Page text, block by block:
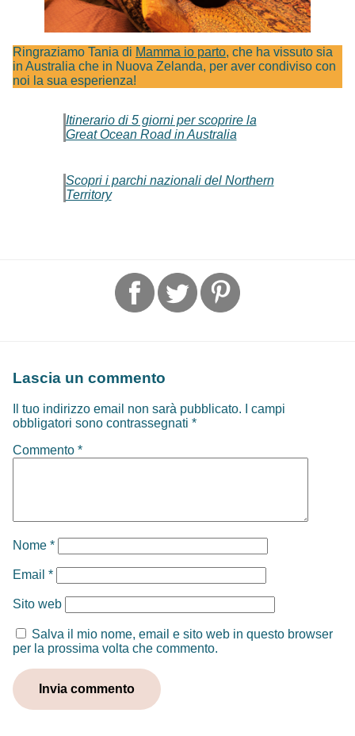
Ringraziamo Tania di Mamma io parto, che ha vissuto sia
in Australia che in Nuova Zelanda, per aver condiviso con
noi la sua esperienza!
Itinerario di 5 giorni per scoprire la
Great Ocean Road in Australia
Scopri i parchi nazionali del Northern
Territory
Lascia un commento
Il tuo indirizzo email non sarà pubblicato.
I campi
obbligatori sono contrassegnati *
Commento *
Nome *
Email *
Sito web
Salva il mio nome, email e sito web in questo browser
per la prossima volta che commento.